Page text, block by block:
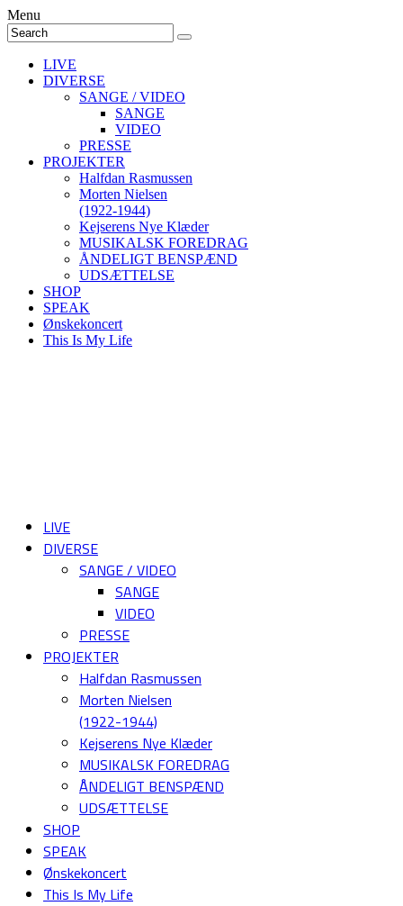
Menu
LIVE
DIVERSE
SANGE / VIDEO
SANGE
VIDEO
PRESSE
PROJEKTER
Halfdan Rasmussen
Morten Nielsen
(1922-1944)
Kejserens Nye Klæder
MUSIKALSK FOREDRAG
ÅNDELIGT BENSPÆND
UDSÆTTELSE
SHOP
SPEAK
Ønskekoncert
This Is My Life
LIVE
DIVERSE
SANGE / VIDEO
SANGE
VIDEO
PRESSE
PROJEKTER
Halfdan Rasmussen
Morten Nielsen
(1922-1944)
Kejserens Nye Klæder
MUSIKALSK FOREDRAG
ÅNDELIGT BENSPÆND
UDSÆTTELSE
SHOP
SPEAK
Ønskekoncert
This Is My Life